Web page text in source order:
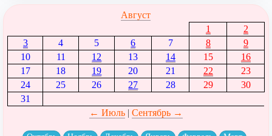
Август
1
2
3
4 5 6 7 8
9
10
11 12 13 14 15
16
17
18 19 20 21 22
23
24
25 26 27 28 29
30
31
← Июль| Сентябрь →